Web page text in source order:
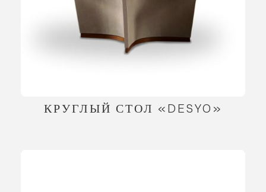
КРУГЛЫЙ СТОЛ «DESYO»